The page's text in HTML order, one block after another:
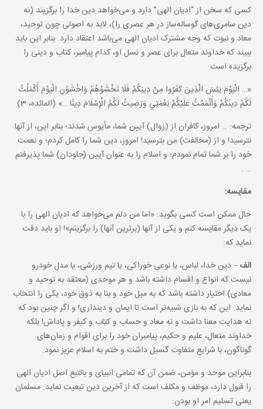
کسی که سخن از “ادیان الهی” دارد و می‌خواهد دین خدا را برگزیند (نه
دین سامری‌های گوساله‌ساز در هر عصری را)، لابد به اصولی چون توحید،
معاد و نبوت که وجه مشترک ادیان الهی می‌باشد اعتقاد دارد. بنابر این باید
ببیند که خداوند متعال برای عصر و نسل او، کدام پیامبر، کتاب و دینی را
برگزیده است:
«… الْيَوْمَ يَئِسَ الَّذِينَ كَفَرُوا مِنْ دِينِكُمْ فَلَا تَخْشَوْهُمْ وَاخْشَوْنِ الْيَوْمَ أَكْمَلْتُ
لَكُمْ دِينَكُمْ وَأَتْمَمْتُ عَلَيْكُمْ نِعْمَتِي وَرَضِيتُ لَكُمُ الْإِسْلَامَ دِينًا …» (المائده، 3)
ترجمه: … امروز، کافران از (زوال) آیین شما، مأیوس شدند؛ بنابر این، از آنها
نترسید! و از (مخالفت) من بترسید! امروز، دین شما را کامل کردم؛ و نعمت
خود را بر شما تمام نمودم؛ و اسلام را به عنوان آیین (جاودان) شما پذیرفتم
… .
مقایسه:
حال ممکن است کسی بگوید: «اما من دلم می‌خواهد که ادیان الهی را با
یک دیگر مقایسه کنم و یکی از آنها (برترین آنها) را برگزینم»! او باید دقت
نماید که:
الف– دین خدا، لباس، یا نوعی خوراکی، یا تیم ورزشی، یا مدل خودرو
نیست که انواع و اقسام داشته باشد و هر موحدی (معتقد به توحید و
معادی) اختیار داشته باشد که به میل خود و بنا به ذوق خود، یکی را انتخاب
نماید. این که به بازی شبیه‌تر است تا ایمان و دینداری! و اگر چنین بود که
نه هدایت معنا داشت و نه معاد و حساب و کتاب و کیفر و پاداش! بلکه
خداوند متعال، علیم و حکیم، پیامبران خود را برای اقوام و زمان‌های
گوناگون، با شرایع متفاوت گسیل داشت و ختم به اسلام عزیز نمود.
بنابراین موحد و مؤمن، ضمن آن که تمامی انبیای و بالتبع اصل ادیان الهی
را قبول دارد، موظف و مکلف است که از آخرین دین تبعیت نماید. مسلمان
یعنی تسلیم امر او بودن: